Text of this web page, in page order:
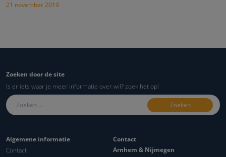
21 november 2019
Algemene informatie
Contact
Contact
Arnhem & Nijmegen
Zoeken door de site
Is er iets waar je meer informatie over wil? zoek het op!
Zoeken naar: